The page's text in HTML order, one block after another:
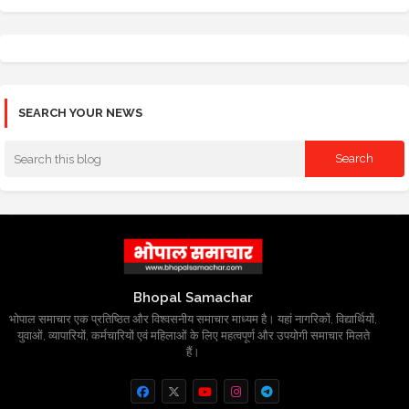
SEARCH YOUR NEWS
Bhopal Samachar
भोपाल समाचार एक प्रतिष्ठित और विश्वसनीय समाचार माध्यम है। यहां नागरिकों, विद्यार्थियों,
युवाओं, व्यापारियों, कर्मचारियों एवं महिलाओं के लिए महत्वपूर्ण और उपयोगी समाचार मिलते
हैं।